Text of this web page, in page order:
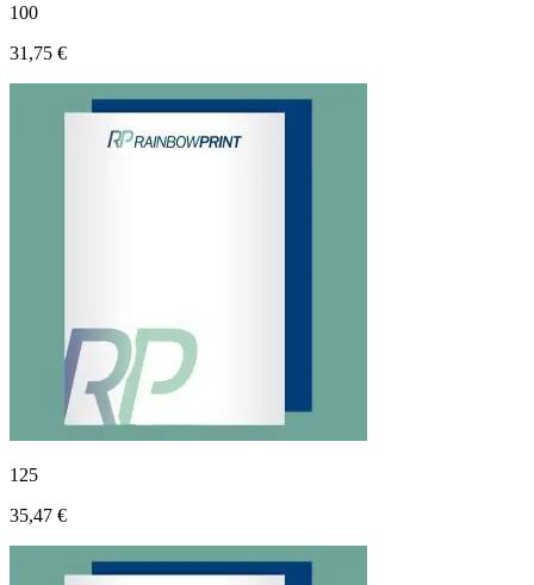
100
31,75 €
125
35,47 €